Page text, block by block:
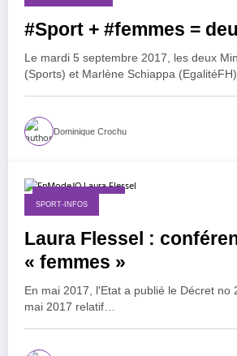
#Sport + #femmes =
Le mardi 5 septembre 2017, les deux
(Sports) et Marlène Schiappa
Dominique Crochu
1 septembre 2017
SPORT-INFOS
Laura Flessel :
« femmes »
En mai 2017, l'Etat a publié le Décret no
mai 2017 relatif…